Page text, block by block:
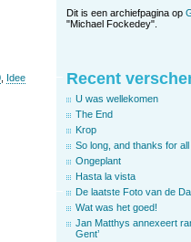
Idee
Dit is een archiefpagina op
"Michael Fockedey".
Recent
U was wellekomen
The End
Krop
So long, and thanks for
Ongeplant
Hasta la vista
De laatste Foto van de
Wat was het goed!
Jan Matthys annexeert
Gent’